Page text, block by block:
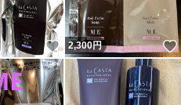
いいね！
2,300円